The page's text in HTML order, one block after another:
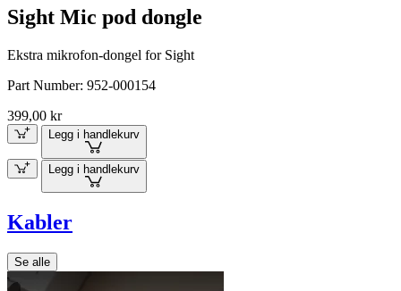
Sight Mic pod dongle
Ekstra mikrofon-dongel for Sight
Part Number: 952-000154
399,00 kr
Legg i handlekurv
Legg i handlekurv
Kabler
Se alle